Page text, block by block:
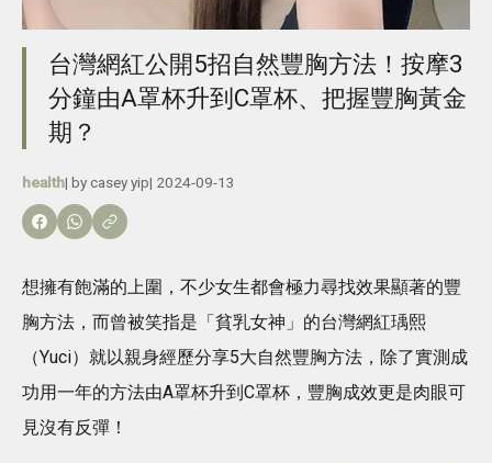
台灣網紅公開5招自然豐胸方法！按摩3
分鐘由A罩杯升到C罩杯、把握豐胸黃金
期？
health| bycasey yip| 2024-09-13
想擁有飽滿的上圍，不少女生都會極力尋找效果顯著的豐
胸方法，而曾被笑指是「貧乳女神」的台灣網紅瑀熙
（Yuci）就以親身經歷分享5大自然豐胸方法，除了實測成
功用一年的方法由A罩杯升到C罩杯，豐胸成效更是肉眼可
見沒有反彈！